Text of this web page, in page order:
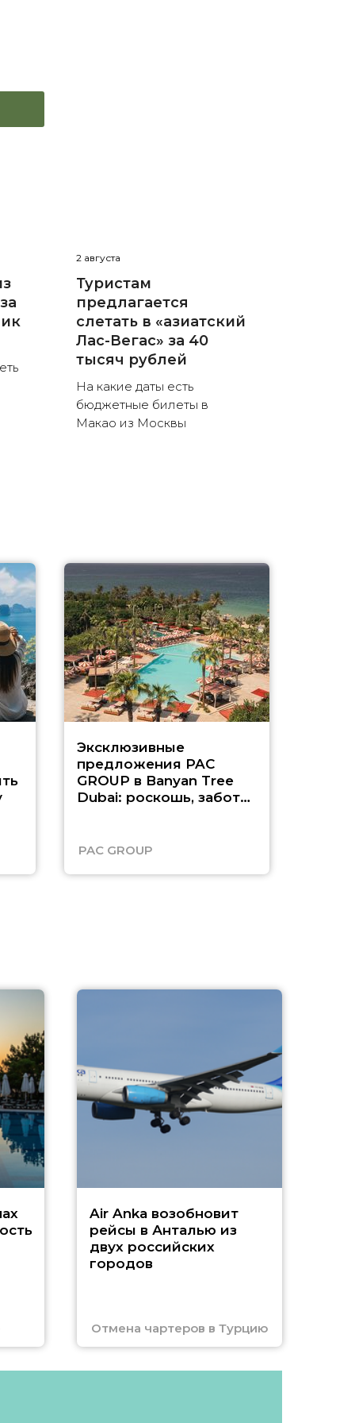
2 августа
Туристам
предлагается
слетать в «азиатский
Лас-Вегас» за 40
тысяч рублей
На какие даты есть
бюджетные билеты в
Макао из Москвы
Эксклюзивные
предложения PAC
GROUP в Banyan Tree
Dubai: роскошь, забота
PAC GROUP
Air Anka возобновит
рейсы в Анталью из
двух российских
городов
Отмена чартеров в Турцию